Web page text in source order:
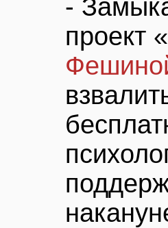
-
проект